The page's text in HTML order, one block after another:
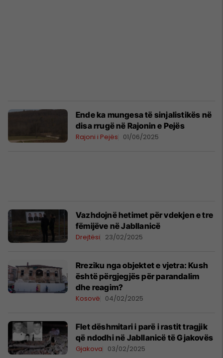
Ende ka mungesa të sinjalistikës në
disa rrugë në Rajonin e Pejës
Rajoni i Pejës 01/06/2025
Vazhdojnë hetimet për vdekjen e tre
fëmijëve në Jabllanicë
Drejtësi 23/02/2025
Rreziku nga objektet e vjetra: Kush
është përgjegjës për parandalim
dhe reagim?
Kosovë 04/02/2025
Flet dëshmitari i parë i rastit tragjik
që ndodhi në Jabllanicë të Gjakovës
Gjakova 03/02/2025